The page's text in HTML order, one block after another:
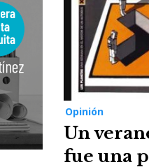
Opinión
Un
fue una